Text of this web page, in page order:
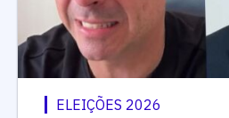
ELEIÇÕES 2026